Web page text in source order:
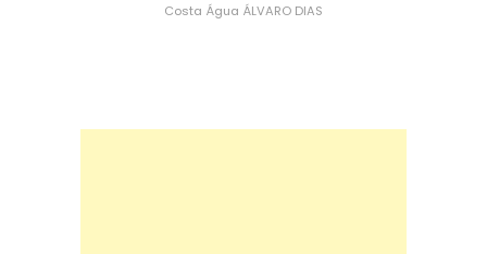
Costa Água ÁLVARO DIAS